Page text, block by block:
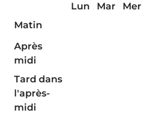
Lun Mar Mer
Matin
Après
midi
Tard dans
l'après-
midi